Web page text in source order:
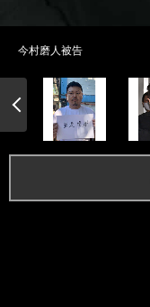
今村磨人被告